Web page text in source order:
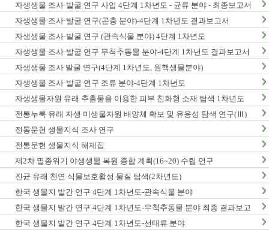
자생생물 조사·발굴 연구 사업 4단계 1차년도 - 균류 분야 - 최종보고서
자생생물 조사·발굴 연구(곤충 분야)-4단계 1차년도 결과보고서
자생생물 조사·발굴 연구 (관속식물 분야) 4단계 1차년도
자생생물 조사·발굴 연구 무척추동물 분야-4단계 1차년도 결과보고서
자생생물 조사 발굴 연구(4단계 1차년도, 원핵생물분야)
자생생물 조사·발굴 연구 조류 분야-4단계 1차년도
자생생물자원 유래 추출물을 이용한 피부 친화형 소재 탐색 1차년도
전통누룩 유래 자생 미생물자원 배양체 확보 및 유용성 탐색 연구(Ⅲ)
전통문헌 생물지식 조사 연구
전통문헌 생물지식 해제집
제2차 멸종위기 야생생물 복원 종합 계획(16~20) 수립 연구
진균 유래 천연 식물보호활성 물질 탐색(2차년도)
한국 생물지 발간 연구 4단계 1차년도-관속식물 분야
한국 생물지 발간 연구 4단계 1차년도-무척추동물 분야 최종 결과보고
서
한국 생물지 발간 연구 4단계 1차년도-선태류 분야